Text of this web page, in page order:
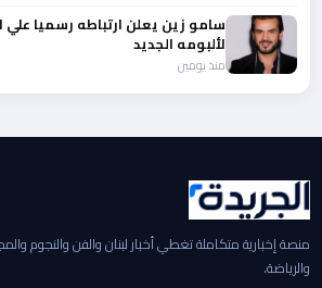
سامو زين يعلن ارتباطه رسميا
لألبومه الجديد
منذ يومين
منصة إخبارية متكاملة تغطي أخبار لبنان والفن والنجوم
والرياضة.